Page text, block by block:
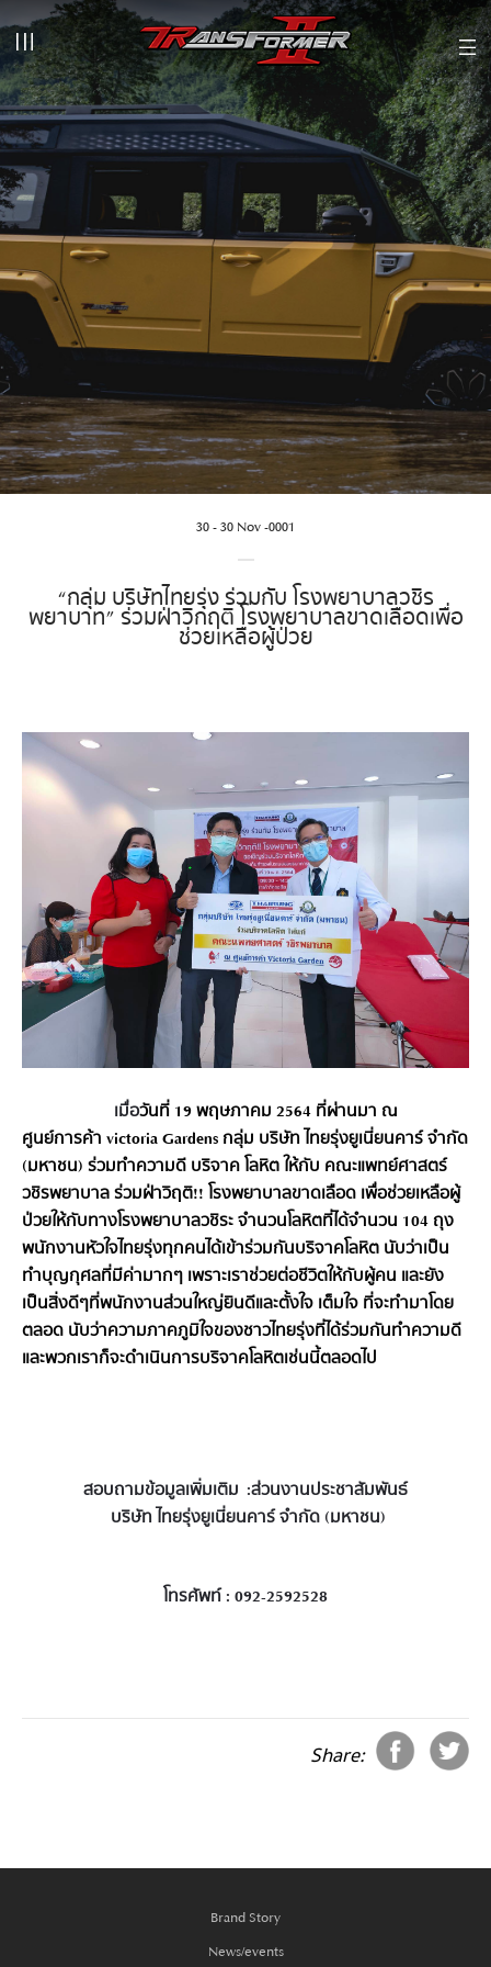
30 - 30 Nov -0001
“กลุ่ม บริษัทไทยรุ่ง ร่วมกับ โรงพยาบาลวชิร
พยาบาท” ร่วมฝ่าวิกฤติ โรงพยาบาลขาดเลือดเพื่อ
ช่วยเหลือผู้ป่วย
เมื่อวันที่ 19 พฤษภาคม 2564 ที่ผ่านมา ณ
ศูนย์การค้า victoria Gardens กลุ่ม บริษัท ไทยรุ่งยูเนี่ยนคาร์ จำกัด
(มหาชน) ร่วมทำความดี บริจาค โลหิต ให้กับ คณะแพทย์ศาสตร์
วชิรพยาบาล ร่วมฝ่าวิฤติ!! โรงพยาบาลขาดเลือด เพื่อช่วยเหลือผู้
ป่วยให้กับทางโรงพยาบาลวชิระ จำนวนโลหิตที่ได้จำนวน 104 ถุง
พนักงานหัวใจไทยรุ่งทุกคนได้เข้าร่วมกันบริจาคโลหิต นับว่าเป็น
ทำบุญกุศลที่มีค่ามากๆ เพราะเราช่วยต่อชีวิตให้กับผู้คน และยัง
เป็นสิ่งดีๆที่พนักงานส่วนใหญ่ยินดีและตั้งใจ เต็มใจ ที่จะทำมาโดย
ตลอด นับว่าความภาคภูมิใจของชาวไทยรุ่งที่ได้ร่วมกันทำความดี
และพวกเราก็จะดำเนินการบริจาคโลหิตเช่นนี้ตลอดไป
สอบถามข้อมูลเพิ่มเติม :ส่วนงานประชาสัมพันธ์
บริษัท ไทยรุ่งยูเนี่ยนคาร์ จำกัด (มหาชน)
โทรศัพท์ : 092-2592528
Share:
Brand Story
News/events